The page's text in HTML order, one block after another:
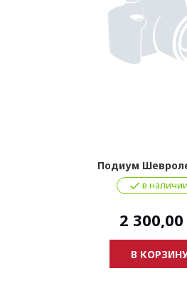
Подиум
в наличии
2 300,00
В